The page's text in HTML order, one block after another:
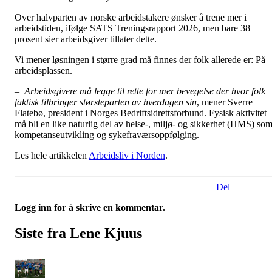
Over halvparten av norske arbeidstakere ønsker å trene mer i
arbeidstiden, ifølge SATS Treningsrapport 2026, men bare 38
prosent sier arbeidsgiver tillater dette.
Vi mener løsningen i større grad må finnes der folk allerede er: På
arbeidsplassen.
– Arbeidsgivere må legge til rette for mer bevegelse der hvor folk
faktisk tilbringer størsteparten av hverdagen sin, mener Sverre
Flatebø, president i Norges Bedriftsidrettsforbund. Fysisk aktivitet
må bli en like naturlig del av helse-, miljø- og sikkerhet (HMS) som
kompetanseutvikling og sykefraværsoppfølging.
Les hele artikkelen Arbeidsliv i Norden.
Del
Logg inn for å skrive en kommentar.
Siste fra Lene Kjuus